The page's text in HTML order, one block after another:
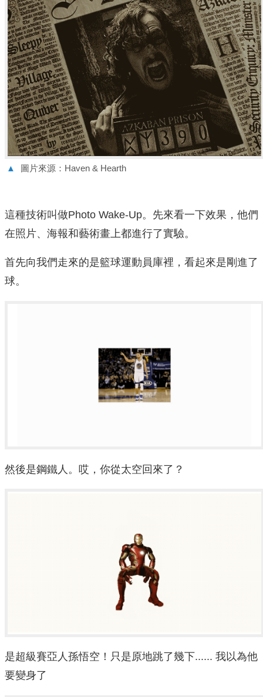
▲ 圖片來源：Haven & Hearth
這種技術叫做Photo Wake-Up。先來看一下效果，他們
在照片、海報和藝術畫上都進行了實驗。
首先向我們走來的是籃球運動員庫裡，看起來是剛進了
球。
然後是鋼鐵人。哎，你從太空回來了？
是超級賽亞人孫悟空！只是原地跳了幾下...... 我以為他
要變身了